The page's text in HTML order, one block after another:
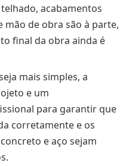
acabamentos
mão de obra são à parte,
final da obra ainda é
mais simples, a
e um
para garantir que
corretamente e os
e aço sejam